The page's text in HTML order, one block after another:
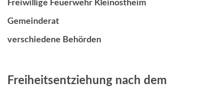
Freiwillige Feuerwehr Kleinostheim
Gemeinderat
verschiedene Behörden
Freiheitsentziehung nach dem